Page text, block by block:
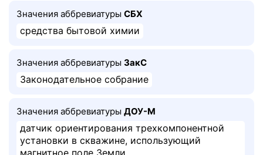
Значения аббревиатуры СБХ
средства бытовой химии
Значения аббревиатуры ЗакС
Законодательное собрание
Значения аббревиатуры ДОУ-М
датчик ориентирования трехкомпонентной
установки в скважине, использующий
магнитное поле Земли